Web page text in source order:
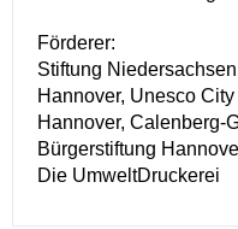
Förderer:
Stiftung
Hannover, Unesco
Hannover, Calenberg-
Bürgerstiftung
Die UmweltDruckerei